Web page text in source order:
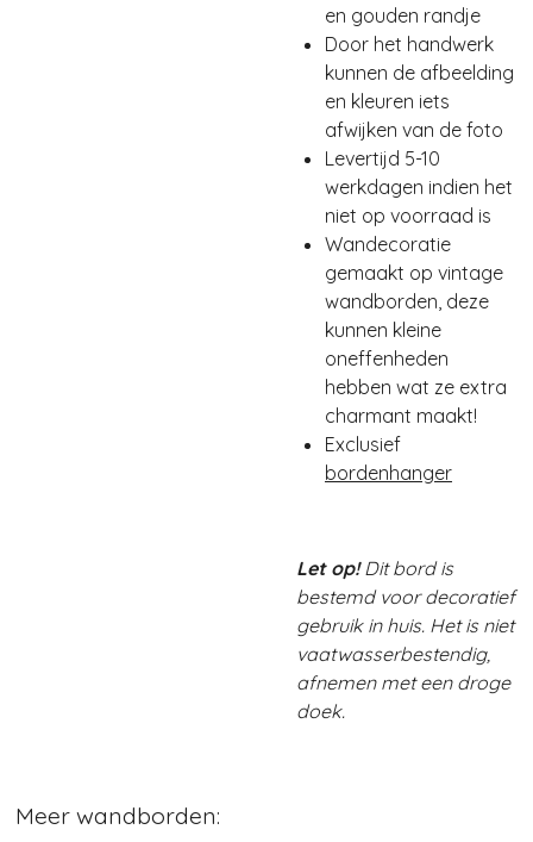
en gouden randje
Door het handwerk
kunnen de afbeelding
en kleuren iets
afwijken van de foto
Levertijd 5-10
werkdagen indien het
niet op voorraad is
Wandecoratie
gemaakt op vintage
wandborden, deze
kunnen kleine
oneffenheden
hebben wat ze extra
charmant maakt!
Exclusief
bordenhanger
Let op!Dit bord is
bestemd voor decoratief
gebruik in huis. Het is niet
vaatwasserbestendig,
afnemen met een droge
doek.
Meer wandborden: